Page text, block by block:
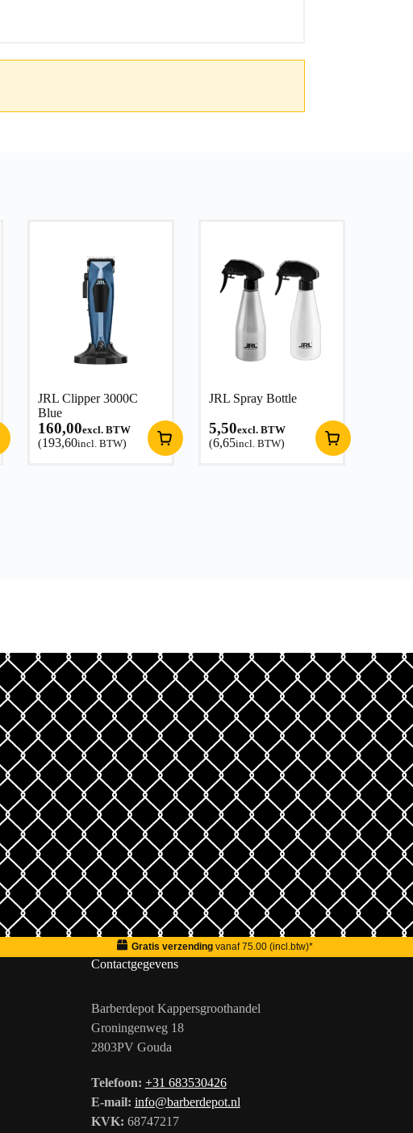
JRL Clipper 3000C
Blue
160,00excl. BTW
(193,60incl. BTW)
JRL Spray Bottle
5,50excl. BTW
(6,65incl. BTW)
Gratis verzendingvanaf 75.00 (incl.btw)*
Contactgegevens
Barberdepot Kappersgroothandel
Groningenweg 18
2803PV Gouda
Telefoon: +31 683530426
E-mail: info@barberdepot.nl
KVK: 68747217